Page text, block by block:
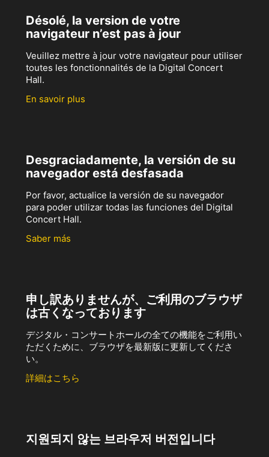
Désolé, la version de votre
navigateur n’est pas à jour
Veuillez mettre à jour votre navigateur pour utiliser
toutes les fonctionnalités de la Digital Concert
Hall.
En savoir plus
Desgraciadamente, la versión de su
navegador está desfasada
Por favor, actualice la versión de su navegador
para poder utilizar todas las funciones del Digital
Concert Hall.
Saber más
申し訳ありませんが、ご利用のブラウザ
は古くなっております
デジタル・コンサートホールの全ての機能をご利用い
ただくために、ブラウザを最新版に更新してくださ
い。
詳細はこちら
지원되지 않는 브라우저 버전입니다